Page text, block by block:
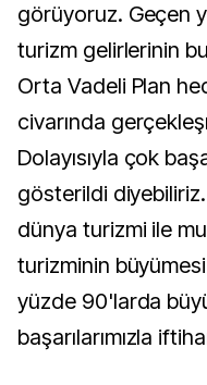
görüyoruz. Geçen
turizm gelirlerinin
Orta Vadeli Plan
civarında
Dolayısıyla çok
gösterildi
dünya turizmi ile
turizminin
yüzde 90'larda
başarılarımızla